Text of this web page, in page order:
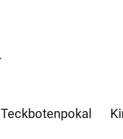
Teckbotenpokal